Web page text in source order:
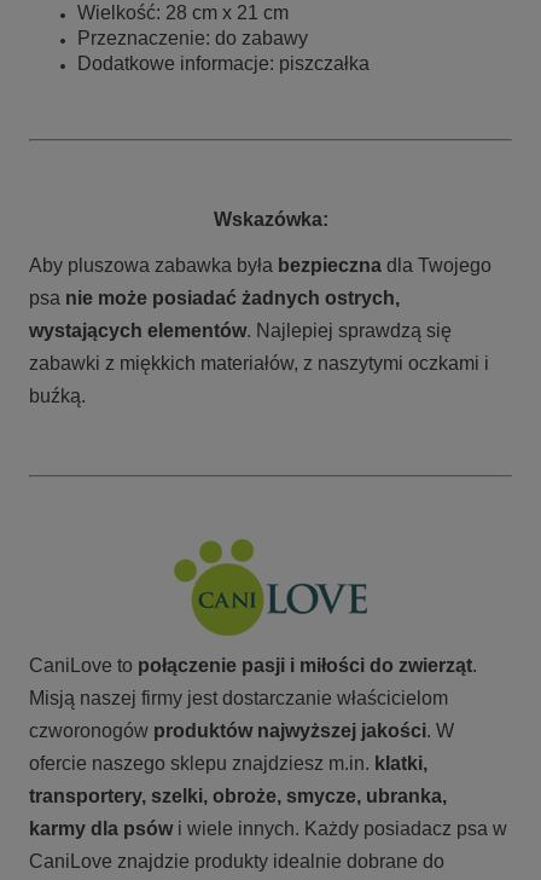
Wielkość: 28 cm x 21 cm
Przeznaczenie: do zabawy
Dodatkowe informacje: piszczałka
Wskazówka:
Aby pluszowa zabawka była bezpieczna dla Twojego
psa nie może posiadać żadnych ostrych,
wystających elementów. Najlepiej sprawdzą się
zabawki z miękkich materiałów, z naszytymi oczkami i
buźką.
CaniLove to połączenie pasji i miłości do zwierząt.
Misją naszej firmy jest dostarczanie właścicielom
czworonogów produktów najwyższej jakości. W
ofercie naszego sklepu znajdziesz m.in. klatki,
transportery, szelki, obroże, smycze, ubranka,
karmy dla psówi wiele innych. Każdy posiadacz psa w
CaniLove znajdzie produkty idealnie dobrane do